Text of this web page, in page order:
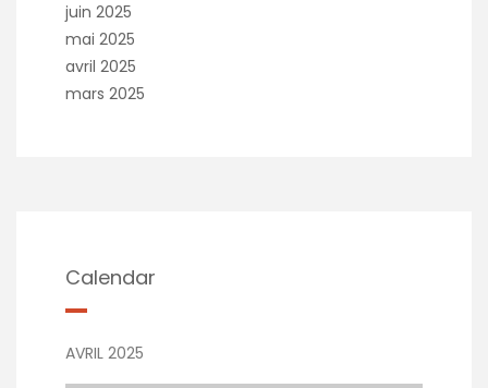
juin 2025
mai 2025
avril 2025
mars 2025
Calendar
AVRIL 2025